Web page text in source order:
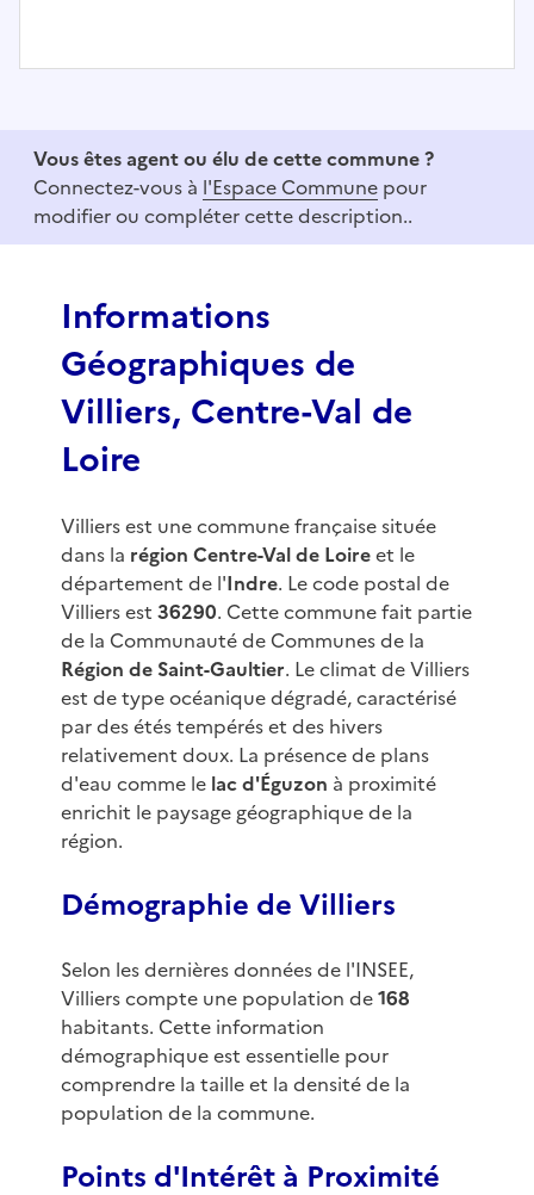
f
Vous êtes agent ou élu de cette commune ?
Connectez-vous à l'Espace Commune pour
modifier ou compléter cette description..
Informations
Géographiques de
Villiers, Centre-Val de
Loire
Villiers est une commune française située
dans la région Centre-Val de Loireet le
département de l'Indre. Le code postal de
Villiers est 36290. Cette commune fait partie
de la Communauté de Communes de la
Région de Saint-Gaultier. Le climat de Villiers
est de type océanique dégradé, caractérisé
par des étés tempérés et des hivers
relativement doux. La présence de plans
d'eau comme le lac d'Éguzon à proximité
enrichit le paysage géographique de la
région.
Démographie de Villiers
Selon les dernières données de l'INSEE,
Villiers compte une population de168
habitants. Cette information
démographique est essentielle pour
comprendre la taille et la densité de la
population de la commune.
Points d'Intérêt à Proximité